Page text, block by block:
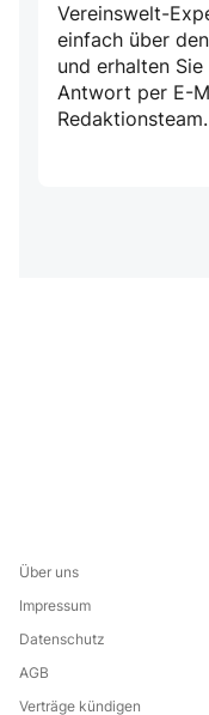
Vereinswelt-
einfach über
und erhalten
Antwort per E-
Redaktionsteam.
Über uns
Impressum
Datenschutz
AGB
Verträge kündigen